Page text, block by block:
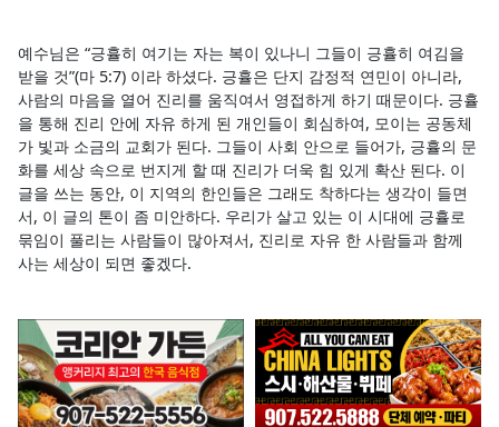
예수님은 “긍휼히 여기는 자는 복이 있나니 그들이 긍휼히 여김을
받을 것”(마 5:7) 이라 하셨다. 긍휼은 단지 감정적 연민이 아니라,
사람의 마음을 열어 진리를 움직여서 영접하게 하기 때문이다. 긍휼
을 통해 진리 안에 자유 하게 된 개인들이 회심하여, 모이는 공동체
가 빛과 소금의 교회가 된다. 그들이 사회 안으로 들어가, 긍휼의 문
화를 세상 속으로 번지게 할 때 진리가 더욱 힘 있게 확산 된다. 이
글을 쓰는 동안, 이 지역의 한인들은 그래도 착하다는 생각이 들면
서, 이 글의 톤이 좀 미안하다. 우리가 살고 있는 이 시대에 긍휼로
묶임이 풀리는 사람들이 많아져서, 진리로 자유 한 사람들과 함께
사는 세상이 되면 좋겠다.